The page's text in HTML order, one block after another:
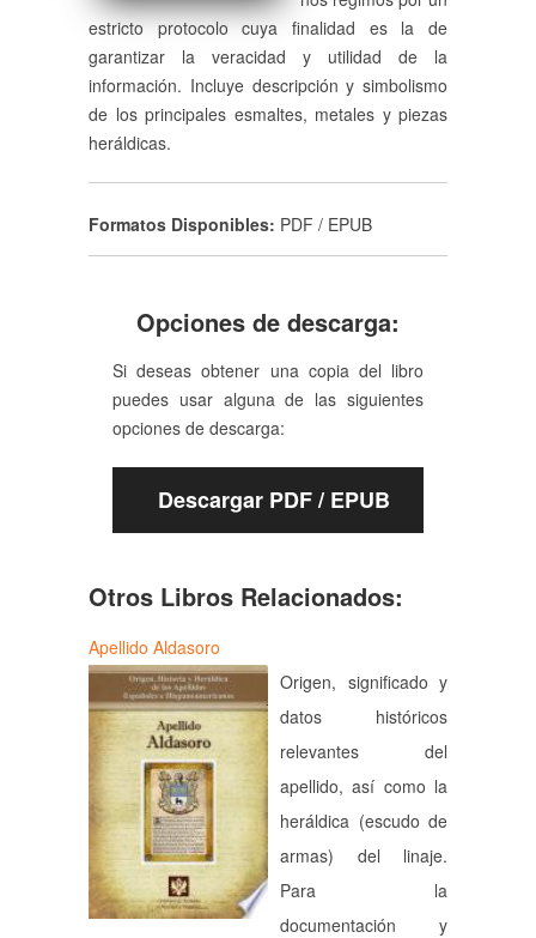
estricto protocolo cuya finalidad es la de
garantizar la veracidad y utilidad de la
información. Incluye descripción y simbolismo
de los principales esmaltes, metales y piezas
heráldicas.
Formatos Disponibles: PDF / EPUB
Opciones de descarga:
Si deseas obtener una copia del libro
puedes usar alguna de las siguientes
opciones de descarga:
Descargar PDF / EPUB
Otros Libros Relacionados:
Apellido Aldasoro
Origen, significado y
datos históricos
relevantes del
apellido, así como la
heráldica (escudo de
armas) del linaje.
Para la
documentación y